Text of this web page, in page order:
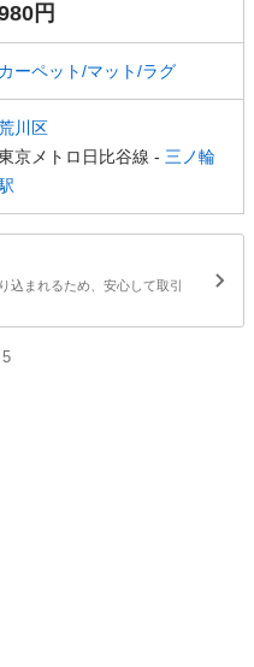
円
カーペット/マット/ラグ
川区
京メトロ日比谷線 - 三ノ輪
込まれるため、安心して取引